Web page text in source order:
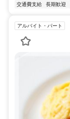
交通費支給
長期歓迎
アルバイト・パート